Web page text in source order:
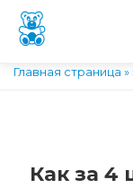
Главная страница »
Как за 4